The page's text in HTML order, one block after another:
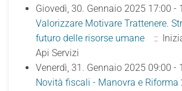
Giovedì, 30. Gennaio 2025 17:00 -
Valorizzare Motivare Trattenere.
futuro delle risorse umane
::
Api Servizi
Venerdì, 31. Gennaio 2025 09:00 -
Novità fiscali - Manovra e Riforma